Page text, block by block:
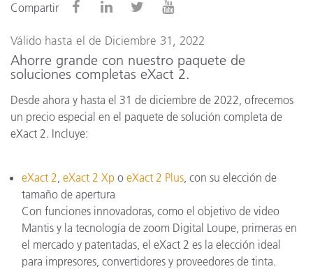
Compartir
Válido hasta el de Diciembre 31, 2022
Ahorre grande con nuestro paquete de
soluciones completas eXact 2.
Desde ahora y hasta el 31 de diciembre de 2022, ofrecemos
un precio especial en el paquete de solución completa de
eXact 2. Incluye:
eXact 2, eXact 2 Xp o eXact 2 Plus, con su elección de
tamaño de apertura
Con funciones innovadoras, como el objetivo de video
Mantis y la tecnología de zoom Digital Loupe, primeras en
el mercado y patentadas, el eXact 2 es la elección ideal
para impresores, convertidores y proveedores de tinta.